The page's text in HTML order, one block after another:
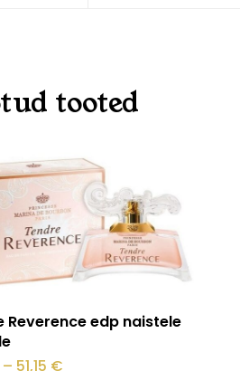
tooted
Vali
Reverence edp naistele
– 51,15 €